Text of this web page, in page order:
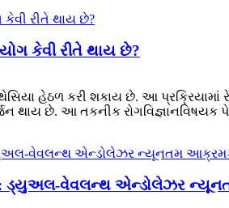
કેવી રીતે થાય છે?
હેઠળ કરી શકાય છે. આ પ્રક્રિયામાં
થાય છે. આ તકનીક રોગવિજ્ઞાનવિષયક
ડ્યુઅલ-વેવલન્થ એન્ડોલેઝર